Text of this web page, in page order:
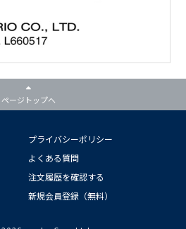
ページトップへ
プライバシーポリシー
よくある質問
注文履歴を確認する
新規会員登録（無料）